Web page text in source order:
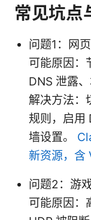
常见坑点
问题1：网
可能原因：
DNS 泄露
解决方法：
规则，启用
墙设置。
新资源，含
问题2：游
可能原因：